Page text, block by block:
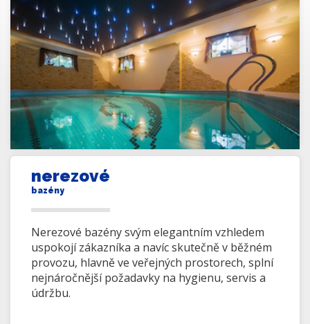
nerezové
bazény
Nerezové bazény svým elegantním vzhledem
uspokojí zákazníka a navíc skutečně v běžném
provozu, hlavně ve veřejných prostorech, splní
nejnáročnější požadavky na hygienu, servis a
údržbu.